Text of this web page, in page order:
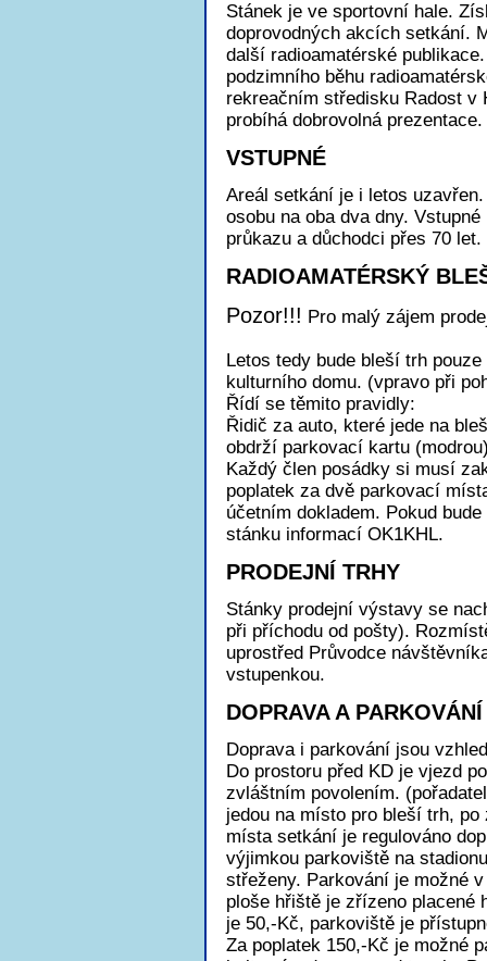
Stánek je ve sportovní hale.
doprovodných akcích setkání.
další radioamatérské
podzimního běhu
rekreačním středisku Radost v
probíhá dobrovolná prezentace.
VSTUPNÉ
Areál setkání je i letos
osobu na oba dva dny.
průkazu a důchodci přes 70 let.
RADIOAMATÉRSKÝ
Pozor!!! Pro malý zájem
Letos tedy bude bleší trh
kulturního domu. (vpravo při
Řídí se těmito pravidly:
Řidič za auto, které jede na
obdrží parkovací kartu
Každý člen posádky si musí
poplatek za dvě parkovací
účetním dokladem. Pokud
stánku informací OK1KHL.
PRODEJNÍ TRHY
Stánky prodejní výstavy se
při příchodu od pošty).
uprostřed Průvodce
vstupenkou.
DOPRAVA A PARKOVÁNÍ
Doprava i parkování jsou
Do prostoru před KD je vjezd
zvláštním povolením.
jedou na místo pro bleší trh,
místa setkání je regulováno
výjimkou parkoviště na
střeženy. Parkování je možné
ploše hřiště je zřízeno placené
je 50,-Kč, parkoviště je
Za poplatek 150,-Kč je možné